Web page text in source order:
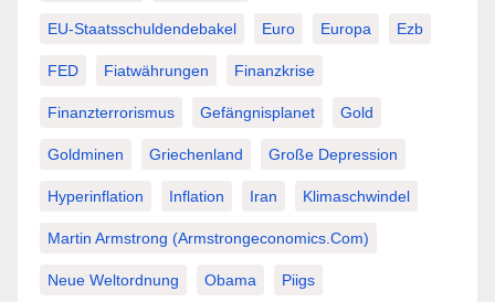
EU-Staatsschuldendebakel Euro Europa Ezb
FED Fiatwährungen Finanzkrise
Finanzterrorismus Gefängnisplanet Gold
Goldminen Griechenland Große Depression
Hyperinflation Inflation Iran Klimaschwindel
Martin Armstrong (Armstrongeconomics.com)
Neue Weltordnung Obama Piigs